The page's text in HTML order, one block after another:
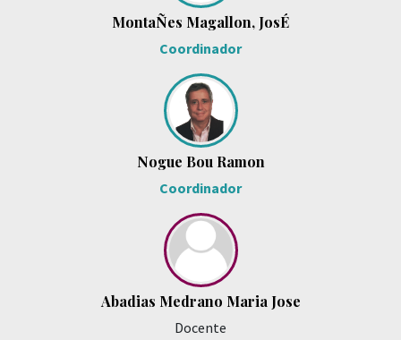
MontaÑes Magallon, JosÉ
Coordinador
Nogue Bou Ramon
Coordinador
Abadias Medrano Maria Jose
Docente